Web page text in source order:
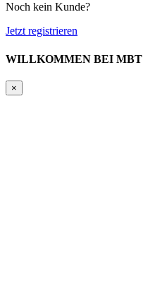
Noch kein Kunde?
Jetzt registrieren
WILLKOMMEN BEI MBT
×